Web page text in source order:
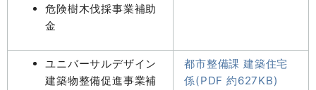
危険樹木伐採事業補助
金
ユニバーサルデザイン
建築物整備促進事業補
都市整備課 建築住宅
係(PDF 約627KB)